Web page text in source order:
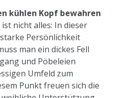
kühlen Kopf bewahren
nicht alles: In dieser
Persönlichkeit
man ein dickes Fell
und Pöbeleien
Umfeld zum
Punkt freuen sich die